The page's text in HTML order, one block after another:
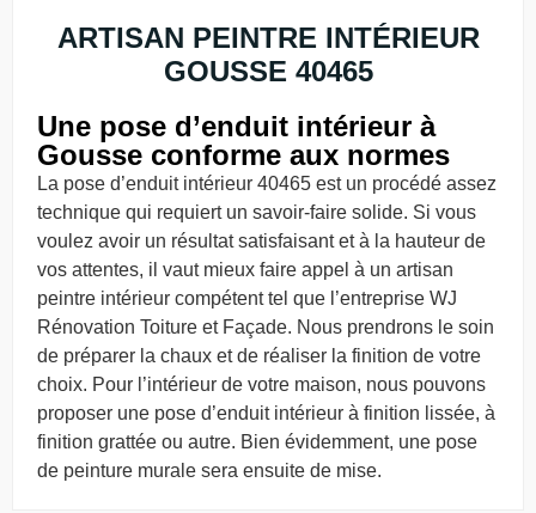
ARTISAN PEINTRE INTÉRIEUR
GOUSSE 40465
Une pose d’enduit intérieur à
Gousse conforme aux normes
La pose d’enduit intérieur 40465 est un procédé assez
technique qui requiert un savoir-faire solide. Si vous
voulez avoir un résultat satisfaisant et à la hauteur de
vos attentes, il vaut mieux faire appel à un artisan
peintre intérieur compétent tel que l’entreprise WJ
Rénovation Toiture et Façade. Nous prendrons le soin
de préparer la chaux et de réaliser la finition de votre
choix. Pour l’intérieur de votre maison, nous pouvons
proposer une pose d’enduit intérieur à finition lissée, à
finition grattée ou autre. Bien évidemment, une pose
de peinture murale sera ensuite de mise.